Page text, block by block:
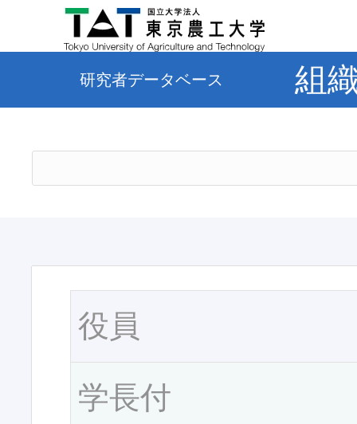
研究者データベース 組
役員
学長付